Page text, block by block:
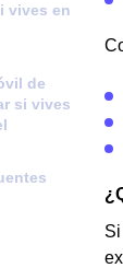
vives en
de
si vives